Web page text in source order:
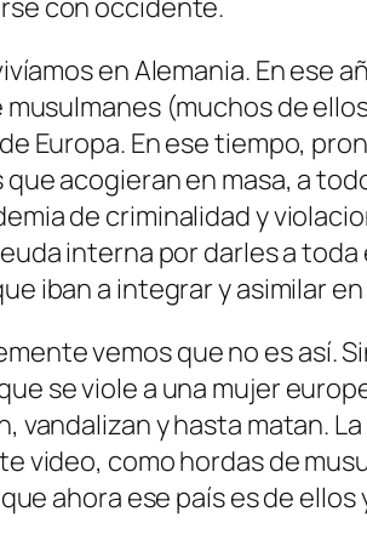
en Alemania. En
(muchos de
Europa. En ese tiempo,
acogieran en masa, a
de criminalidad y
interna por darles a
iban a integrar y asimilar
vemos que no es así.
se viole a una mujer
vandalizan y hasta matan.
video, como hordas de
ahora ese país es de